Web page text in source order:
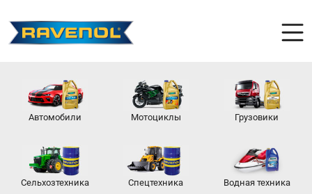
Автомобили Мотоциклы Грузовики
Сельхозтехника Спецтехника Водная техника